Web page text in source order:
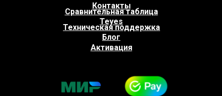
Контакты
Сравнительная таблица
Teyes
Блог
Техническая поддержка
Активация